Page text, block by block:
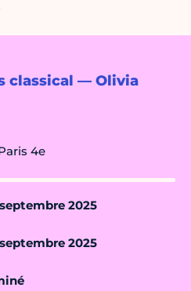
classical — Olivia
4e
2025
2025